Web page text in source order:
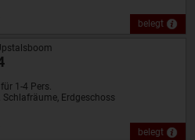
belegt
belegt
1-4 Pers.
Schlafräume, Erdgeschoss